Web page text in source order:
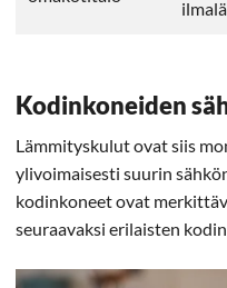
Kodinkoneiden
Lämmityskulut ovat siis
ylivoimaisesti suurin
kodinkoneet ovat
seuraavaksi erilaisten